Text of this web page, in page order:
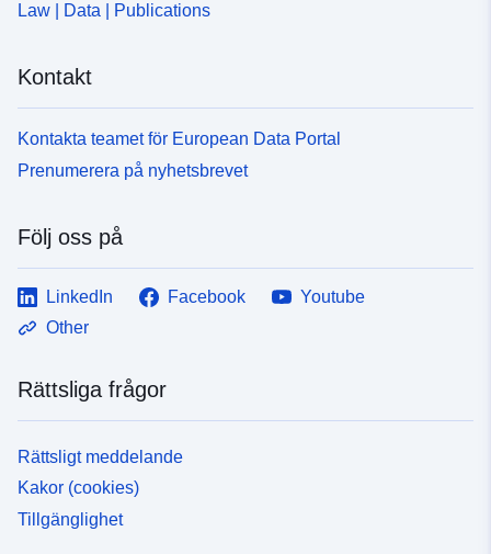
Law | Data | Publications
Kontakt
Kontakta teamet för European Data Portal
Prenumerera på nyhetsbrevet
Följ oss på
LinkedIn Facebook
Youtube
Other
Rättsliga frågor
Rättsligt meddelande
Kakor (cookies)
Tillgänglighet